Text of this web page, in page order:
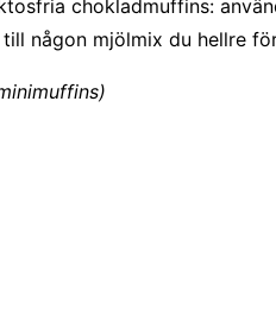
chokladmuffins:
någon mjölmix du hellre